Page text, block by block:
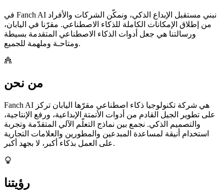
في Fanch AI نبني مستقبل الإبداع الذكي، ونمكّن الشركات والأفراد
من إطلاق الإمكانات الكاملة للذكاء الاصطناعي. مقرّنا في اليابان،
ورسالتنا هي جعل أدوات الذكاء الاصطناعي المتقدمة بسيطة
ومتاحـة وملهمة للجميع.
من نحن
Fanch AI هي شركة تكنولوجيا ذكاء اصطناعي مقرّها اليابان تركز
على تطوير الجيل القادم من أدوات الأتمتة الإبداعية، ورفع الإنتاجية،
والتصميم الذكي. نجمع بين نماذج التعلّم الآلي المتقدّمة وتجربة
استخدام أنيقة لمساعدة المبدعين والمطورين والعلامات التجارية
على العمل بذكاء أكبر، لا بجهد أكبر.
رؤيتنا